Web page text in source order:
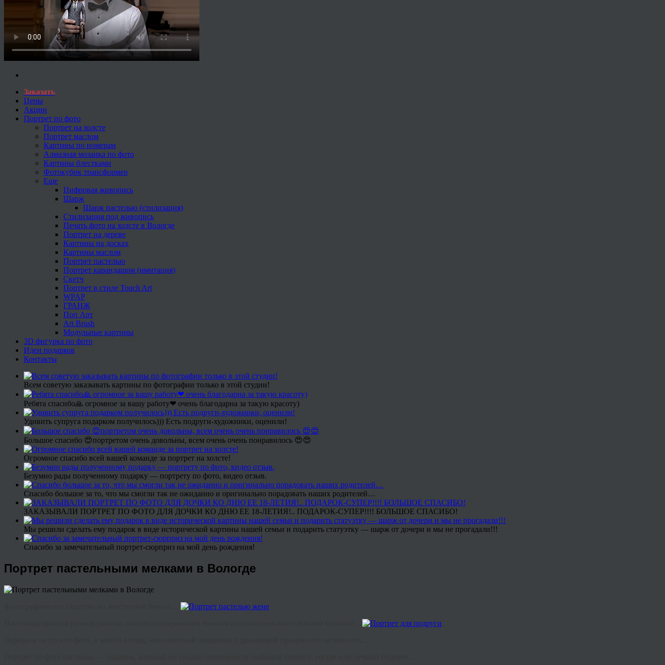
Заказать
Цены
Акции
Портрет по фото
Портрет на холсте
Портрет маслом
Картины по номерам
Алмазная мозаика по фото
Картины блестками
Фотокубик трансформер
Еще
Цифровая живопись
Шарж
Шарж пастелью (стилизация)
Стилизация под живопись
Печать фото на холсте в Вологде
Портрет на дереве
Картины на досках
Картины маслом
Портрет пастелью
Портрет карандашом (имитация)
Скетч
Портрет в стиле Touch Art
WPAP
ГРАНЖ
Поп Арт
Art Brush
Модульные картины
3D фигурка по фото
Идеи подарков
Контакты
Всем советую заказывать картины по фотографии только в этой студии!
Ребята спасибо🙏 огромное за вашу работу❤ очень благодарна за такую красоту)
Удивить супруга подарком получилось))) Есть подруги-художники, оценили!
Большое спасибо 😍портретом очень довольны, всем очень очень понравилось 😍😍
Огромное спасибо всей вашей команде за портрет на холсте!
Безумно рады полученному подарку — портрету по фото, видео отзыв.
Спасибо большое за то, что мы смогли так не ожиданно и оригинально порадовать наших родителей…
ЗАКАЗЫВАЛИ ПОРТРЕТ ПО ФОТО ДЛЯ ДОЧКИ КО ДНЮ ЕЕ 18-ЛЕТИЯ!.. ПОДАРОК-СУПЕР!!!! БОЛЬШОЕ СПАСИБО!
Мы решили сделать ему подарок в виде исторической картины нашей семьи и подарить статуэтку — шарж от дочери и мы не прогадали!!!
Спасибо за замечательный портрет-сюрприз на мой день рождения!
Портрет пастельными мелками в Вологде